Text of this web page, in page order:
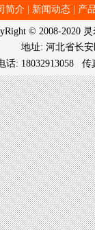
简介| 新闻动态| 产
© 2008-2020
地址: 河北省长
话: 18032913058